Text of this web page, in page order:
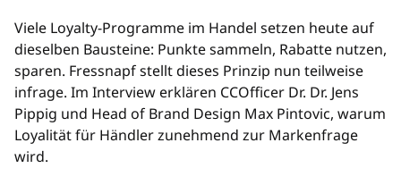
Viele Loyalty-Programme im Handel setzen heute auf
dieselben Bausteine: Punkte sammeln, Rabatte nutzen,
sparen. Fressnapf stellt dieses Prinzip nun teilweise
infrage. Im Interview erklären CCOfficer Dr. Dr. Jens
Pippig und Head of Brand Design Max Pintovic, warum
Loyalität für Händler zunehmend zur Markenfrage
wird.